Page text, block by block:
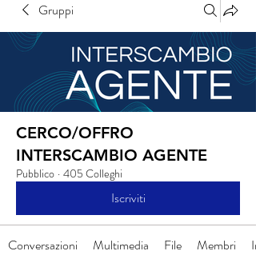
Gruppi
CERCO/OFFRO
INTERSCAMBIO AGENTE
Pubblico · 405 Colleghi
Iscriviti
Conversazioni Multimedia File Membri